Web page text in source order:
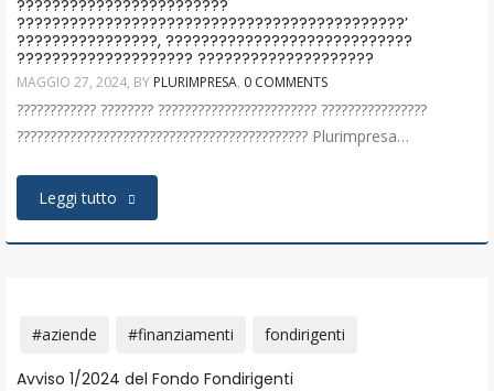
????????????????????????
????????????????????????????????????????????’
????????????????, ????????????????????????????
???????????????????? ????????????????????
MAGGIO 27, 2024, BY PLURIMPRESA, 0 COMMENTS
???????????? ???????? ???????????????????????? ????????????????
???????????????????????????????????????????? Plurimpresa…
Leggi tutto
#aziende #finanziamenti fondirigenti
Avviso 1/2024 del Fondo Fondirigenti